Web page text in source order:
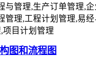
与管理,生产订单管理,
管理,工程计划管理,易
项目计划管理
图和流程图